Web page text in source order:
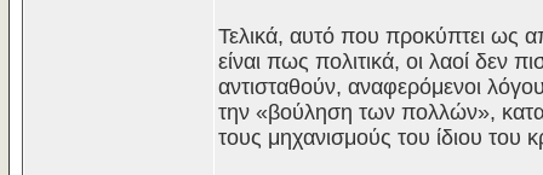
Τελικά, αυτό που προκύπτει ως
είναι πως πολιτικά, οι λαοί δεν
αντισταθούν, αναφερόμενοι
την «βούληση των πολλών»,
τους μηχανισμούς του ίδιου του